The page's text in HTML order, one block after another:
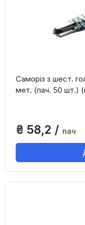
Саморіз з шест.
мет. (пач. 50 шт.)
₴ 58,2 / пач